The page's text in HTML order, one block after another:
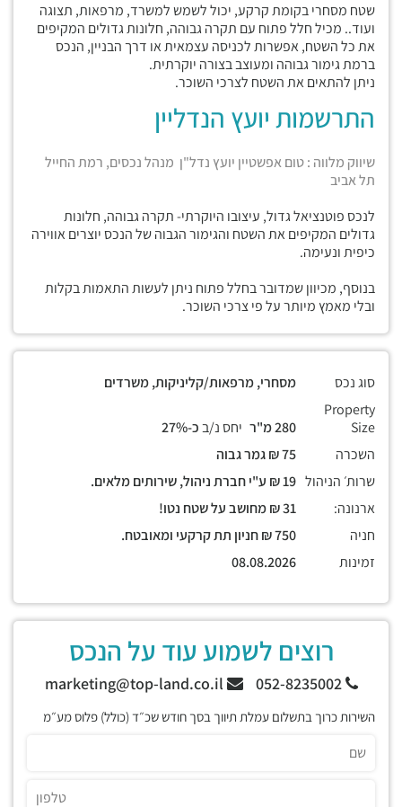
שטח מסחרי בקומת קרקע, יכול לשמש למשרד, מרפאות, תצוגה
ועוד.. מכיל חלל פתוח עם תקרה גבוהה, חלונות גדולים המקיפים
את כל השטח, אפשרות לכניסה עצמאית או דרך הבניין, הנכס
ברמת גימור גבוהה ומעוצב בצורה יוקרתית.
ניתן להתאים את השטח לצרכי השוכר.
התרשמות יועץ הנדליין
שיווק מלווה : טום אפשטיין יועץ נדל"ן מנהל נכסים, רמת החייל
תל אביב
לנכס פוטנציאל גדול, עיצובו היוקרתי- תקרה גבוהה, חלונות
גדולים המקיפים את השטח והגימור הגבוה של הנכס יוצרים אווירה
כיפית ונעימה.
בנוסף, מכיוון שמדובר בחלל פתוח ניתן לעשות התאמות בקלות
ובלי מאמץ מיותר על פי צרכי השוכר.
סוג נכס
מסחרי, מרפאות/קליניקות, משרדים
Property
Size
יחס נ/בכ-27%
השכרה
שרות׳ הניהול
ארנונה:
חניה
זמינות
רוצים לשמוע עוד על הנכס
052-8235002
השירות כרוך בתשלום עמלת תיווך בסך חודש שכ״ד (כולל) פלוס מע״מ